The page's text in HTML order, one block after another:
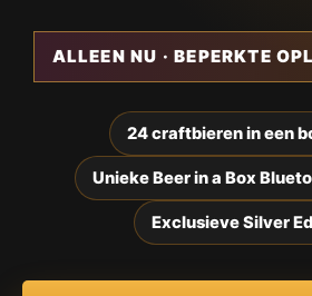
ALLEEN NU · BEPERKTE
24 craftbieren in een
Unieke Beer in a Box
Exclusieve Silver